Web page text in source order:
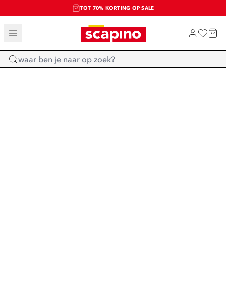
TOT 70% KORTING OP SALE
SALE: LAATSTE KANS!
SHOP NIEUW
Home